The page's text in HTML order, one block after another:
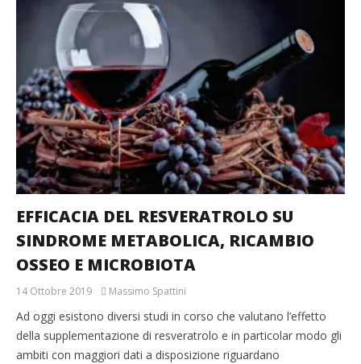
EFFICACIA DEL RESVERATROLO SU
SINDROME METABOLICA, RICAMBIO
OSSEO E MICROBIOTA
14 Ottobre 2019 Massimo Spattini
Ad oggi esistono diversi studi in corso che valutano l’effetto
della supplementazione di resveratrolo e in particolar modo gli
ambiti con maggiori dati a disposizione riguardano